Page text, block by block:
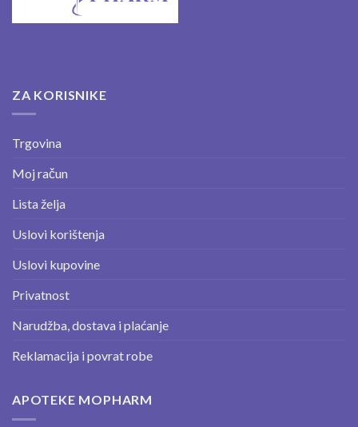
ZA KORISNIKE
Trgovina
Moj račun
Lista želja
Uslovi korištenja
Uslovi kupovine
Privatnost
Narudžba, dostava i plaćanje
Reklamacija i povrat robe
APOTEKE MOPHARM